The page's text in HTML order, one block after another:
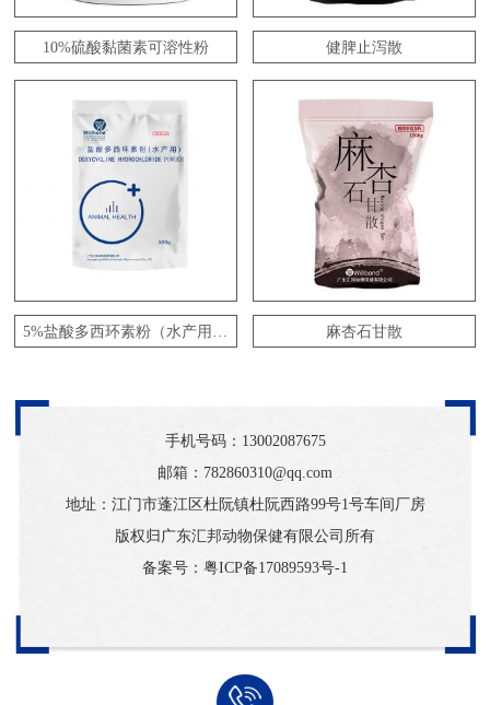
10%硫酸黏菌素可溶性粉 健脾止泻散
5%盐酸多西环素粉（水产用） 麻杏石甘散
手机号码： 13002087675
邮箱：782860310@qq.com
地址：江门市蓬江区杜阮镇杜阮西路99号1号车间厂房
版权归广东汇邦动物保健有限公司所有
备案号： 粤ICP备17089593号-1